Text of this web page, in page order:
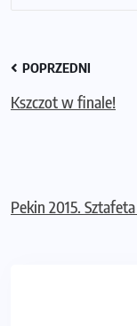
POPRZEDNI
Kszczot w finale!
Pekin 2015.